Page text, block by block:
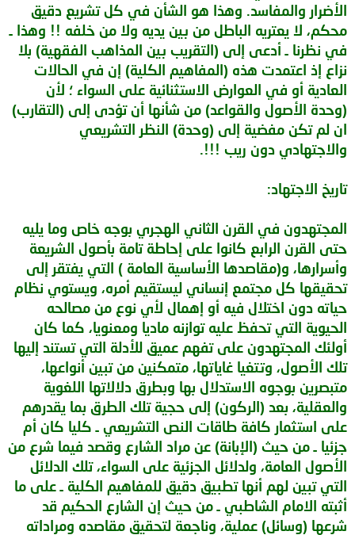
الأضرار والمفاسد. وهذا هو الشأن في كل تشريع دقيق
محكم، لا يعتريه الباطل من بين يديه ولا من خلفه !! وهذا ـ
في نظرنا ـ أدعى إلى (التقريب بين المذاهب الفقهية) بلا
نزاع إذ اعتمدت هذه (المفاهيم الكلية) إن في الحالات
العادية أو في العوارض الاستثنائية على السواء ؛ لأن
(وحدة الأصول والقواعد) من شأنها أن تؤدى إلى (التقارب)
ان لم تكن مفضية إلى (وحدة) النظر التشريعي
والاجتهادي دون ريب !!!.
تاريخ الاجتهاد:
المجتهدون في القرن الثاني الهجري بوجه خاص وما يليه
حتى القرن الرابع كانوا على إحاطة تامة بأصول الشريعة
وأسرارها، و(مقاصدها الأساسية العامة ) التي يفتقر إلى
تحقيقها كل مجتمع إنساني ليستقيم أمره، ويستوي نظام
حياته دون اختلال فيه أو إهمال لأي نوع من مصالحه
الحيوية التي تحفظ عليه توازنه ماديا ومعنويا، كما كان
أولئك المجتهدون على تفهم عميق للأدلة التي تستند إليها
تلك الأصول، وتتغيا غاياتها، متمكنين من تبين أنواعها،
متبصرين بوجوه الاستدلال بها وبطرق دلالاتها اللغوية
والعقلية، بعد (الركون) إلى حجية تلك الطرق بما يقدرهم
على استثمار كافة طاقات النص التشريعي ـ كليا كان أم
جزئيا ـ من حيث (الإبانة) عن مراد الشارع وقصد فيما شرع من
الأصول العامة، ولدلائل الجزئية على السواء، تلك الدلائل
التي تبين لهم أنها تطبيق دقيق للمفاهيم الكلية ـ على ما
أثبته الامام الشاطبي ـ من حيث إن الشارع الحكيم قد
شرعها (وسائل) عملية، وناجعة لتحقيق مقاصده ومراداته